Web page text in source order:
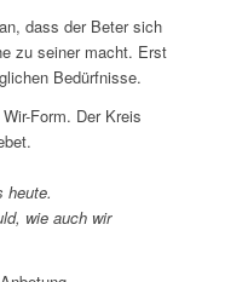
dass der Beter sich
zu seiner macht. Erst
Bedürfnisse.
Form. Der Kreis
heute.
wie auch wir